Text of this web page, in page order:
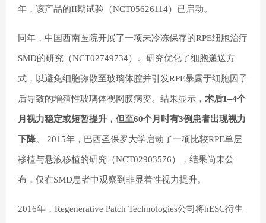
年，该产品的II期试验（NCT05626114）已启动。
同年，中国西南医院开展了一项未冷冻保存的RPE细胞治疗
SMD的研究（NCT02749734）。研究优化了细胞递送方
式，以避免细胞弥散至玻璃体腔并引发RPE暴露于细胞因子
后导致的增殖性玻璃体视网膜病变。结果显示， 术后1–4个
月视力稳定或短暂提升，但至60个月时有3例患者出现视力
下降。 2015年，巴西圣保罗大学启动了一项比较RPE单层
移植与悬液移植的研究（NCT02903576），结果尚未公
布，仅在SMD患者中观察到非显着性视力提升。
2016年，Regenerative Patch Technologies公司将hESC衍生